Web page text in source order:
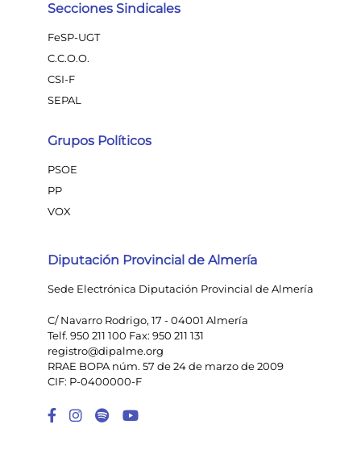
Secciones Sindicales
FeSP-UGT
C.C.O.O.
CSI-F
SEPAL
Grupos Políticos
PSOE
PP
VOX
Diputación Provincial de Almería
Sede Electrónica Diputación Provincial de Almería
C/ Navarro Rodrigo, 17 - 04001 Almería
Telf. 950 211 100 Fax: 950 211 131
registro@dipalme.org
RRAE BOPA núm. 57 de 24 de marzo de 2009
CIF: P-0400000-F
Enlace a Facebook
Enlace a Instagram
Enlace a Spotify Playlist
Enlace a Youtube